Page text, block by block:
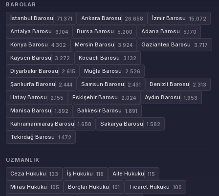
BAROLAR
İstanbul Barosu
71.371 Ankara Barosu 26.658 İzmir Barosu 15.072
Antalya Barosu 6.104 Bursa Barosu 5.200 Adana Barosu 5.170
Konya Barosu 4.302 Mersin Barosu 3.924 Gaziantep Barosu 3.717
Kayseri Barosu 3.272 Kocaeli Barosu 3.132
Diyarbakır Barosu 2.615 Muğla Barosu 2.526
Şanlıurfa Barosu 2.444 Samsun Barosu 2.431 Denizli Barosu 2.313
Hatay Barosu 2.155 Eskişehir Barosu 2.024 Aydın Barosu 1.953
Manisa Barosu 1.892 Balıkesir Barosu 1.891
Kahramanmaraş Barosu 1.658 Sakarya Barosu 1.582
Tekirdağ Barosu 1.472
UZMANLIK
Ceza Hukuku
133 İş Hukuku 118 Aile Hukuku 115
Miras Hukuku 105 Borçlar Hukuku 101 Ticaret Hukuku 100